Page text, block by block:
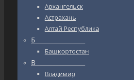
Архангельск
Астрахань
Алтай Республика
Б_________________
Башкортостан
В_________________
Владимир